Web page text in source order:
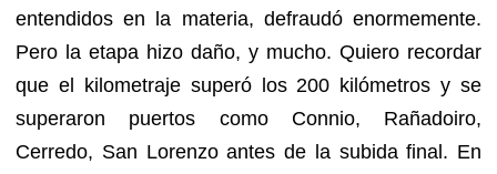
entendidos en la materia, defraudó enormemente.
Pero la etapa hizo daño, y mucho. Quiero recordar
que el kilometraje superó los 200 kilómetros y se
superaron puertos como Connio, Rañadoiro,
Cerredo, San Lorenzo antes de la subida final. En